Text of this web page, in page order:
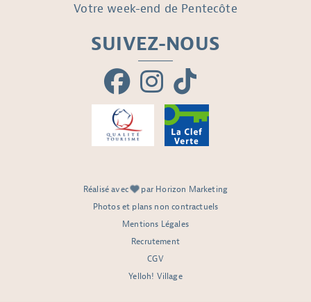
Votre week-end de Pentecôte
SUIVEZ-NOUS
Réalisé avec
par Horizon Marketing
Photos et plans non contractuels
Mentions Légales
Recrutement
CGV
Yelloh! Village